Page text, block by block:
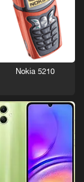
Nokia 5210